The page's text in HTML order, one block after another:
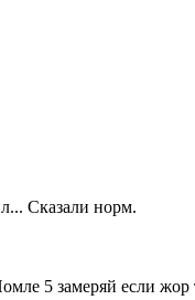
Сказали норм.
5 замеряй если